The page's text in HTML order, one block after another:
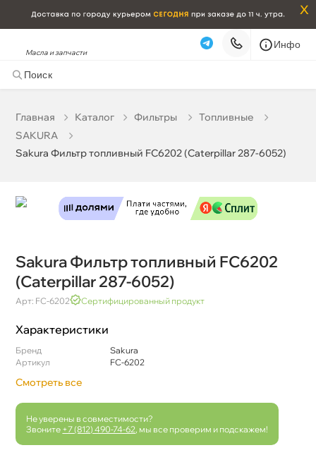
x
Масла и запчасти
Инфо
Главная Катало Фильтры
Топливные
SAKURA
Sakura Фильтр топливный FC6202 (Caterpillar 287-6052)
Sakura Фильтр топливный FC6202
(Caterpillar 287-6052)
Арт: FC-6202 Сертифицированный продукт
Характеристики
Бренд
Sakura
Артикул
FC-6202
Смотреть все
Не уверены в совместимости?
Звоните +7 (812) 490-74-62 , мы все проверим и подскажем!
Sakura Фильтр топливный FC6202 (Caterpillar 287-
Бесплатная Сегодня, 09.08 (при заказе от 2000₽)
Самовывоз